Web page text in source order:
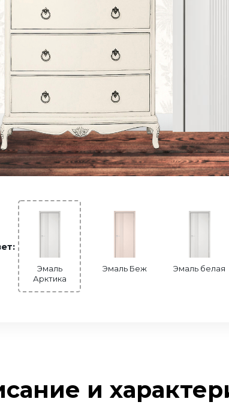
Эмаль
Арктика
Эмаль Беж Эмаль белая
и